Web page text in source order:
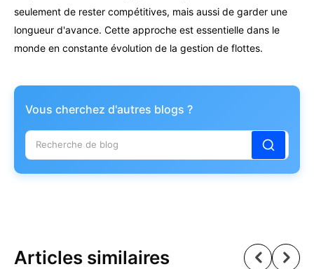
seulement de rester compétitives, mais aussi de garder une
longueur d'avance. Cette approche est essentielle dans le
monde en constante évolution de la gestion de flottes.
Vous cherchez d'autres blogs ?
Articles similaires